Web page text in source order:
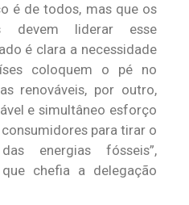
é de todos, mas que os
devem liderar esse
é clara a necessidade
coloquem o pé no
renováveis, por outro,
e simultâneo esforço
para tirar o
energias fósseis”,
chefia a delegação